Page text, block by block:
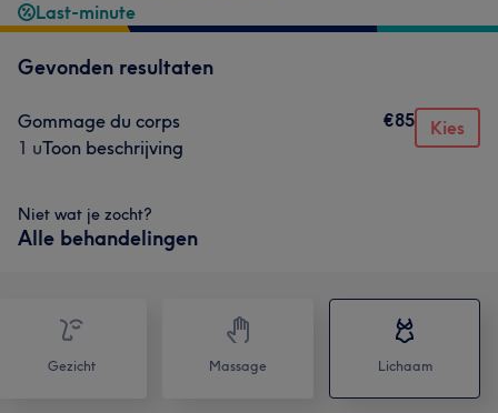
Last-minute
Gevonden resultaten
Gommage du corps
1 uToon beschrijving
€85 Kies
Niet wat je zocht?
Alle behandelingen
Gezicht Massage Lichaam